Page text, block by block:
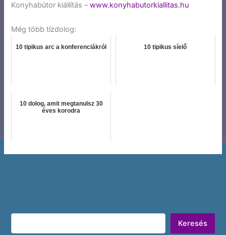
Konyhabútor kiállítás –www.konyhabutorkiallitas.hu
Még több tízdolog:
10 tipikus arc a konferenciákról 10 tipikus síelő
10 dolog, amit megtanulsz 30
éves korodra
Keresés
Keresés